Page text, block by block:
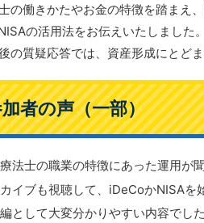
の働きかたやお金の特徴を踏まえ
の活用法をお伝えいたしました。
の質疑応答では、資産形成にとど
者の声（一部）
法士の職業の特徴にあった運用が
イブも視聴して、iDeCoかNISAを
として大変分かりやすい内容でし